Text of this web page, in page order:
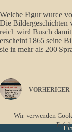
Wir verwenden
Welche Figur wurde
Die Bildergeschichten
reich wird Busch
erscheint 1865 seine
sie in mehr als 200
VORHERIGER